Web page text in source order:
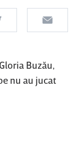
Buzău,
nu au jucat